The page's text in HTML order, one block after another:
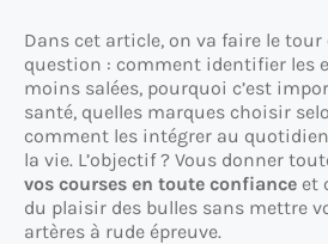
Dans cet article, on va faire le tour
question : comment identifier les
moins salées, pourquoi c’est
santé, quelles marques choisir
comment les intégrer au
la vie. L’objectif ? Vous donner
vos courses en toute confiance et
du plaisir des bulles sans mettre
artères à rude épreuve.